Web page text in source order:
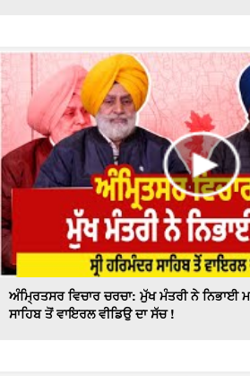
ਅੰਮ੍ਰਿਤਸਰ ਵਿਚਾਰ ਚਰਚਾ: ਮੁੱਖ ਮੰਤਰੀ ਨੇ ਨਿਭਾਈ
ਸਾਹਿਬ ਤੋਂ ਵਾਇਰਲ ਵੀਡਿਉ ਦਾ ਸੱਚ !